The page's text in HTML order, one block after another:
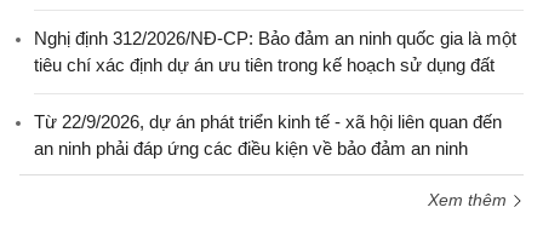
Nghị định 312/2026/NĐ-CP: Bảo đảm an ninh quốc gia là một
tiêu chí xác định dự án ưu tiên trong kế hoạch sử dụng đất
Từ 22/9/2026, dự án phát triển kinh tế - xã hội liên quan đến
an ninh phải đáp ứng các điều kiện về bảo đảm an ninh
Xem thêm